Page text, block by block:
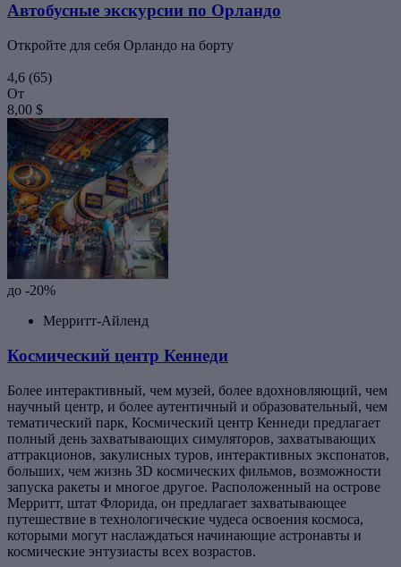
Автобусные экскурсии по Орландо
Откройте для себя Орландо на борту
4,6 (65)
От
8,00 $
до -20%
Мерритт-Айленд
Космический центр Кеннеди
Более интерактивный, чем музей, более вдохновляющий, чем
научный центр, и более аутентичный и образовательный, чем
тематический парк, Космический центр Кеннеди предлагает
полный день захватывающих симуляторов, захватывающих
аттракционов, закулисных туров, интерактивных экспонатов,
больших, чем жизнь 3D космических фильмов, возможности
запуска ракеты и многое другое. Расположенный на острове
Мерритт, штат Флорида, он предлагает захватывающее
путешествие в технологические чудеса освоения космоса,
которыми могут наслаждаться начинающие астронавты и
космические энтузиасты всех возрастов.